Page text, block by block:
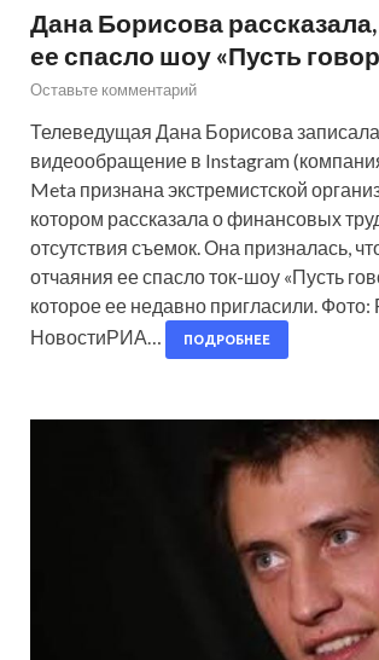
Дана Борисова рассказала,
ее спасло шоу «Пусть
Оставьте комментарий
Телеведущая Дана Борисова записала
видеообращение в Instagram
Meta признана экстремистской
котором рассказала о финансовых
отсутствия съемок. Она призналась,
отчаяния ее спасло ток-шоу «Пусть
которое ее недавно пригласили.
НовостиРИА…
ПОДРОБНЕЕ